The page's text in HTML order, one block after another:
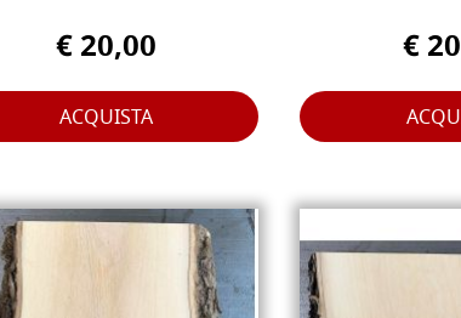
€ 20,00
ACQUISTA
€